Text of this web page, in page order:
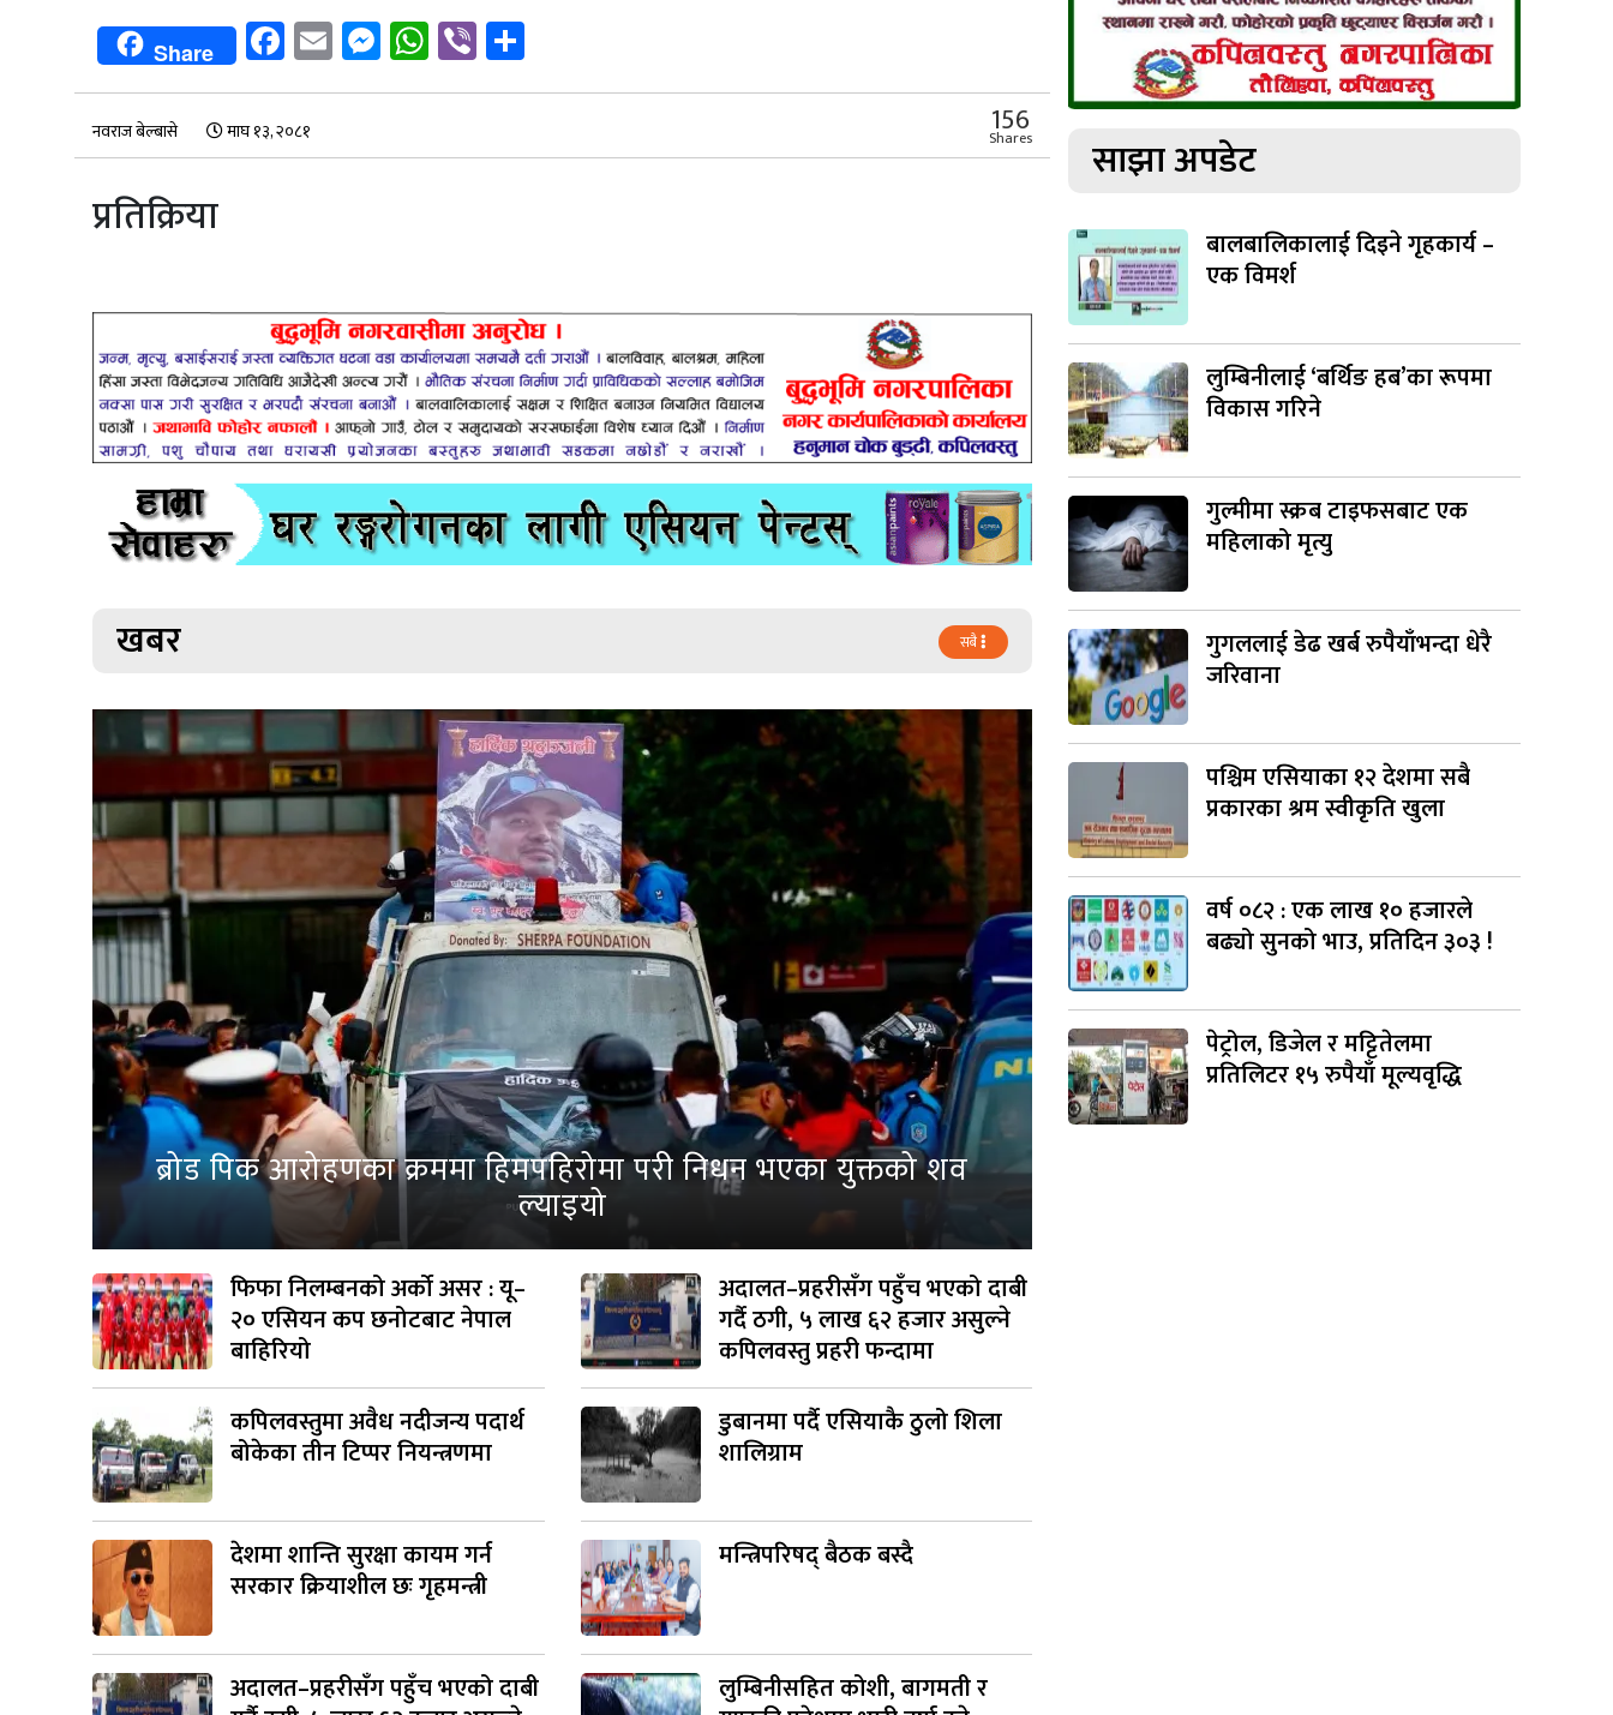
Share Facebook
EmailMessenger
WhatsApp
Viber
नवराज बेल्बासे माघ १३, २०८१ 156
Shares
प्रतिक्रिया
खबर सबै
ब्रोड पिक आरोहणका क्रममा हिमपहिरोमा परी निधन भएका युक्तको शव
ल्याइयो
फिफा निलम्बनको अर्को असर : यू–
२० एसियन कप छनोटबाट नेपाल
बाहिरियो
कपिलवस्तुमा अवैध नदीजन्य पदार्थ
बोकेका तीन टिप्पर नियन्त्रणमा
देशमा शान्ति सुरक्षा कायम गर्न
सरकार क्रियाशील छः गृहमन्त्री
अदालत–प्रहरीसँग पहुँच भएको दाबी
अदालत–प्रहरीसँग पहुँच भएको दाबी
गर्दै ठगी, ५ लाख ६२ हजार असुल्ने
कपिलवस्तु प्रहरी फन्दामा
डुबानमा पर्दै एसियाकै ठुलो शिला
शालिग्राम
मन्त्रिपरिषद् बैठक बस्दै
लुम्बिनीसहित कोशी, बागमती र
साझा अपडेट
बालबालिकालाई दिइने गृहकार्य –
एक विमर्श
लुम्बिनीलाई ‘बर्थिङ हब’का रूपमा
विकास गरिने
गुल्मीमा स्क्रब टाइफसबाट एक
महिलाको मृत्यु
गुगललाई डेढ खर्ब रुपैयाँभन्दा धेरै
जरिवाना
पश्चिम एसियाका १२ देशमा सबै
प्रकारका श्रम स्वीकृति खुला
वर्ष ०८२ : एक लाख १० हजारले
बढ्यो सुनको भाउ, प्रतिदिन ३०३ !
पेट्रोल, डिजेल र मट्टितेलमा
प्रतिलिटर १५ रुपैयाँ मूल्यवृद्धि